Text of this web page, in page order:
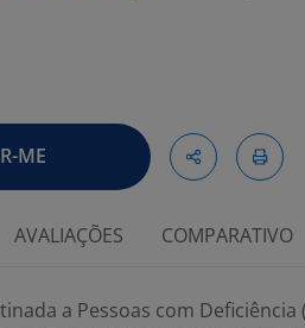
ME
AVALIAÇÕES COMPARATIVO
a Pessoas com Deficiência